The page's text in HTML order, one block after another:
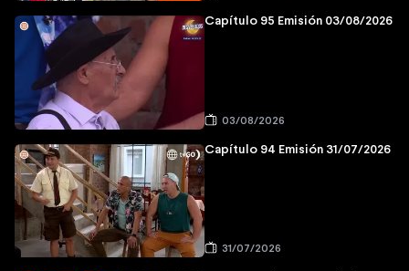
Capítulo 95 Emisión 03/08/2026
03/08/2026
Capítulo 94 Emisión 31/07/2026
31/07/2026